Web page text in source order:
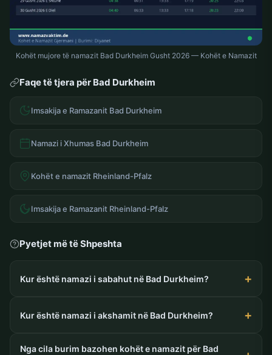
Kohët mujore të namazit Bad Durkheim Gusht 2026 — Kohët e Namazit
Faqe të tjera për Bad Durkheim
Imsakija e Ramazanit Bad Durkheim
Namazi i Xhumas Bad Durkheim
Kohët e namazit Rheinland-Pfalz
Imsakija e Ramazanit Rheinland-Pfalz
Pyetjet më të Shpeshta
Kur është namazi i sabahut në Bad Durkheim?
Kur është namazi i akshamit në Bad Durkheim?
Nga cila burim bazohen kohët e namazit për Bad